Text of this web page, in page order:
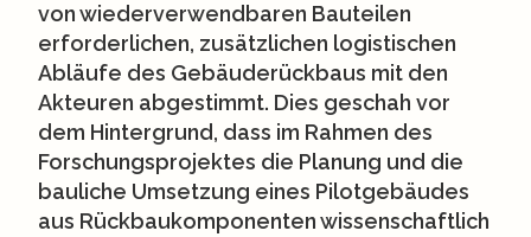
von wiederverwendbaren Bauteilen
erforderlichen, zusätzlichen logistischen
Abläufe des Gebäuderückbaus mit den
Akteuren abgestimmt. Dies geschah vor
dem Hintergrund, dass im Rahmen des
Forschungsprojektes die Planung und die
bauliche Umsetzung eines Pilotgebäudes
aus Rückbaukomponenten wissenschaftlich